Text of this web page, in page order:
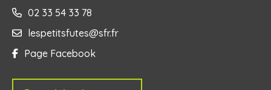
02 33 54 33 78
lespetitsfutes@sfr.fr
Page Facebook